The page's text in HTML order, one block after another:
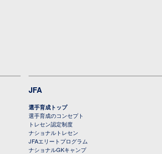
JFA
選手育成トップ
選手育成のコンセプト
トレセン認定制度
ナショナルトレセン
JFAエリートプログラム
ナショナルGKキャンプ